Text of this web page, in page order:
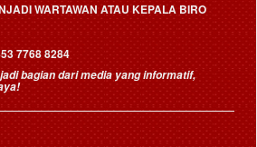
WARTAWAN ATAU KEPALA BIRO
7768 8284
bagian dari media yang informatif,